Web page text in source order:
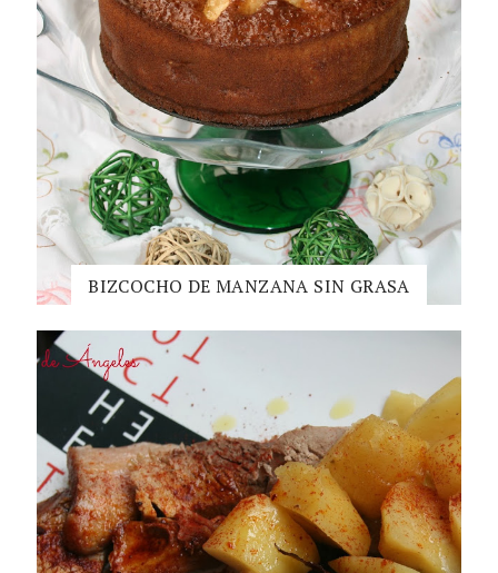
BIZCOCHO DE MANZANA SIN GRASA